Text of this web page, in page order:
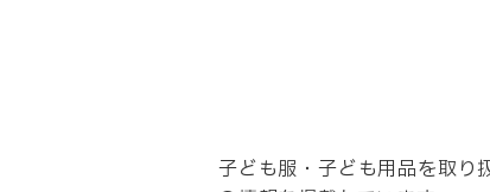
子ども服・子ども用品を取